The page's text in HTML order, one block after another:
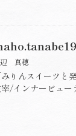
辺 真穂
みりんスイーツ
宰/インナービュー